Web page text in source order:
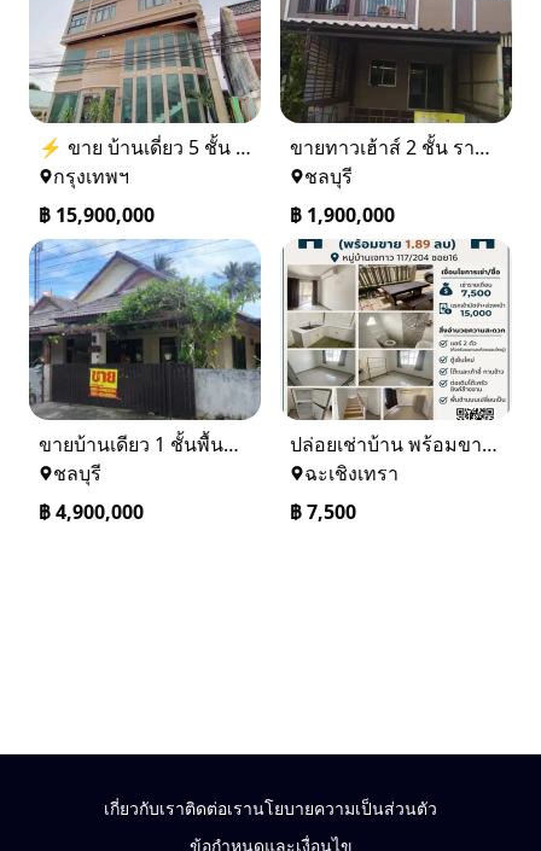
⚡ ขาย บ้านเดี่ยว 5 ชั้น ซอย ประชาชื่น 14 ใกล้ BTS
กรุงเทพฯ
฿ 15,900,000
ขายทาวเฮ้าส์ 2 ชั้น ราคา 1.9 ล้านบาท ที่อยู่ ศรีราชา ชลบุรี
ชลบุรี
฿ 1,900,000
ขายบ้านเดียว 1 ชั้นพื้นที่ 102 ตรว บางละมุง ชลบุรี
ชลบุรี
฿4,900,000
ปล่อยเช่าบ้าน พร้อมขาย หมู่บ้านเจทาว ตำบลแสนภูดาษ
ฉะเชิงเทรา
฿7,500
เกี่ยวกับเราติดต่อเรานโยบายความเป็นส่วนตัว
ข้อกำหนดและเงื่อนไข